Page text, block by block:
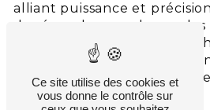
alliant puissance et
de répondre aux
exigeantes de nos clients.
c'est opter pour des
qui repoussent les limites
Ce site utilise des cookies et
vous donne le contrôle sur